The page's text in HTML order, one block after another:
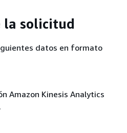
la solicitud
datos en formato
Amazon Kinesis Analytics